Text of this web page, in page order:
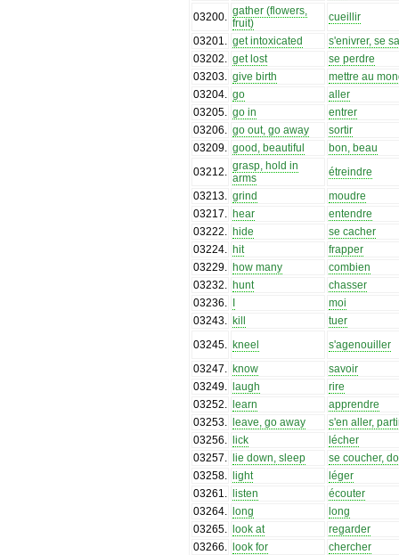
03200
gather (flowers,
fruit)
cueillir
03201
get intoxicated
s'enivrer, se
03202
get lost
se perdre
03203
give birth
mettre au
03204
go
aller
03205
go in
entrer
03206
go out, go away
sortir
03209
good, beautiful
bon, beau
03212
grasp, hold in
arms
étreindre
03213
grind
moudre
03217
hear
entendre
03222
hide
se cacher
03224
hit
frapper
03229
how many
combien
03232
hunt
chasser
03236
I
moi
03243
kill
tuer
03245
kneel
s'agenouiller
03247
know
savoir
03249
laugh
rire
03252
learn
apprendre
03253
leave, go away
s'en aller,
03256
lick
lécher
03257
lie down, sleep
se coucher,
03258
light
léger
03261
listen
écouter
03264
long
long
03265
look at
regarder
03266
look for
chercher